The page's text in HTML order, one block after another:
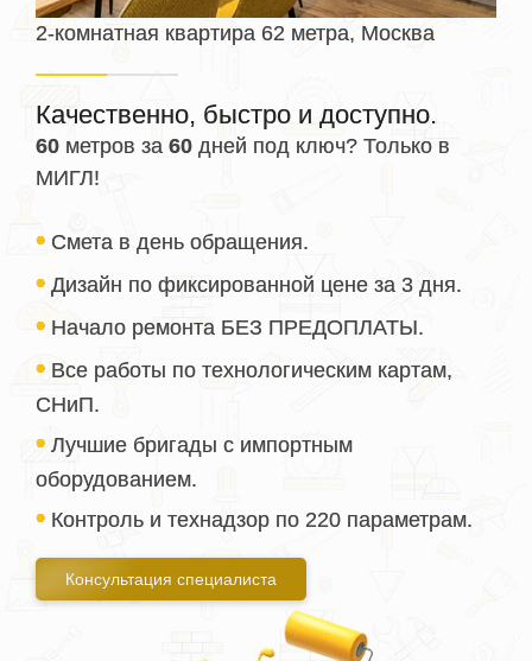
2-комнатная квартира 62 метра, Москва
Качественно, быстро и доступно.
60 метров за 60 дней под ключ? Только в
МИГЛ!
• Смета в день обращения.
• Дизайн по фиксированной цене за 3 дня.
• Начало ремонта БЕЗ ПРЕДОПЛАТЫ.
• Все работы по технологическим картам,
СНиП.
• Лучшие бригады с импортным
оборудованием.
• Контроль и технадзор по 220 параметрам.
Консультация специалиста